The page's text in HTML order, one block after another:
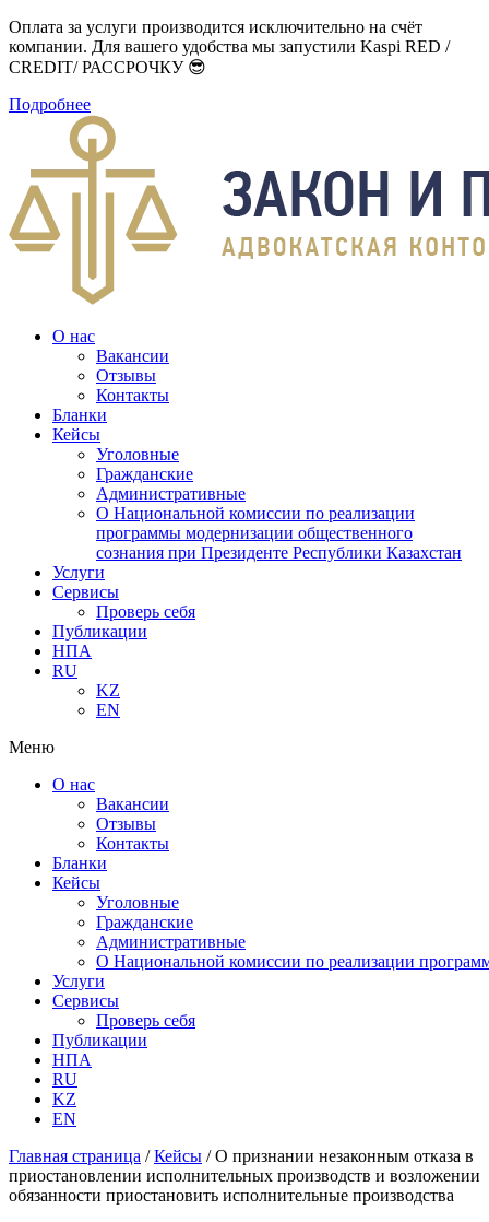
Оплата за услуги производится исключительно на счёт
компании. Для вашего удобства мы запустили Kaspi RED /
CREDIT/ РАССРОЧКУ 😎
Подробнее
О нас
Вакансии
Отзывы
Контакты
Бланки
Кейсы
Уголовные
Гражданские
Административные
О Национальной комиссии по реализации
программы модернизации общественного
сознания при Президенте Республики Казахстан
Услуги
Сервисы
Проверь себя
Публикации
НПА
RU
KZ
EN
Меню
О нас
Вакансии
Отзывы
Контакты
Бланки
Кейсы
Уголовные
Гражданские
Административные
О Национальной комиссии по реализации
Услуги
Сервисы
Проверь себя
Публикации
НПА
RU
KZ
EN
Главная страница /Кейсы /О признании незаконным отказа в
приостановлении исполнительных производств и возложении
обязанности приостановить исполнительные производства